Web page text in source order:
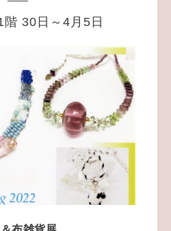
階 30日～4月5日